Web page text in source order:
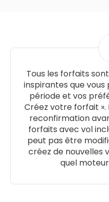
Tous les forfaits
inspirantes que
période et vos
Créez votre forfait ».
reconfirmation
forfaits avec vol
peut pas être
créez de nouvelles
quel